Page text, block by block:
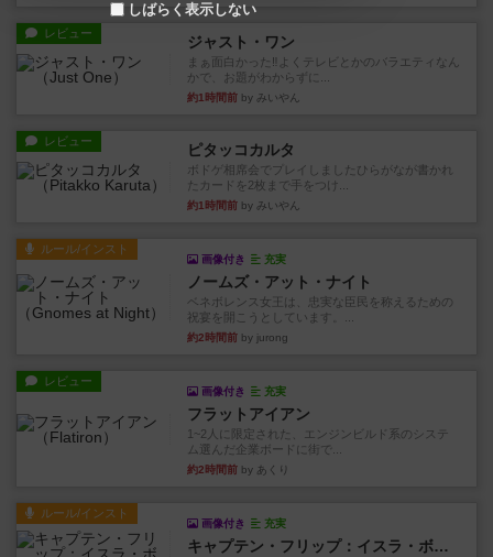
レビュー ジャスト・ワン
まぁ面白かった‼️よくテレビとかのバラエティなん
かで、お題がわからずに...
約1時間前 by みいやん
レビュー ピタッコカルタ
ボドゲ相席会でプレイしましたひらがなが書かれ
たカードを2枚まで手をつけ...
約1時間前 by みいやん
ルール/インスト
画像付き 充実
ノームズ・アット・ナイト
ベネボレンス女王は、忠実な臣民を称えるための
祝宴を開こうとしています。...
約2時間前 by jurong
レビュー
画像付き 充実
フラットアイアン
1~2人に限定された、エンジンビルド系のシステ
ム選んだ企業ボードに街で...
約2時間前 by あくり
ルール/インスト
画像付き 充実
キャプテン・フリップ：イスラ・ボンバ
しばらく表示しない